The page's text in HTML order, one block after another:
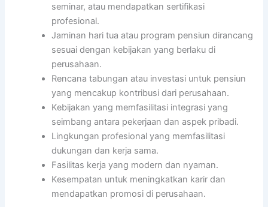
seminar, atau mendapatkan sertifikasi
profesional.
Jaminan hari tua atau program pensiun dirancang
sesuai dengan kebijakan yang berlaku di
perusahaan.
Rencana tabungan atau investasi untuk pensiun
yang mencakup kontribusi dari perusahaan.
Kebijakan yang memfasilitasi integrasi yang
seimbang antara pekerjaan dan aspek pribadi.
Lingkungan profesional yang memfasilitasi
dukungan dan kerja sama.
Fasilitas kerja yang modern dan nyaman.
Kesempatan untuk meningkatkan karir dan
mendapatkan promosi di perusahaan.